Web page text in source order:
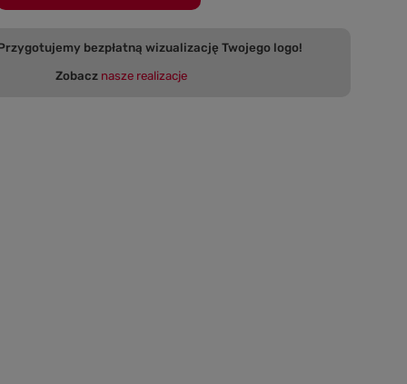
bezpłatną wizualizację Twojego logo!
Zobacz nasze realizacje